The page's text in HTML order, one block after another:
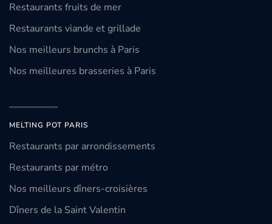
Restaurants fruits de mer
Restaurants viande et grillade
Nos meilleurs brunchs à Paris
Nos meilleures brasseries à Paris
MELTING POT PARIS
Restaurants par arrondissements
Restaurants par métro
Nos meilleurs dîners-croisières
Dîners de la Saint Valentin